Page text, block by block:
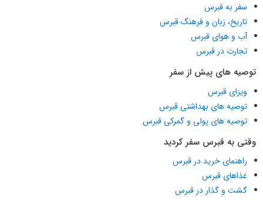
سفر به قبرس
تاریخ، زبان و فرهنگ قبرس
آب و هوای قبرس
تجارت در قبرس
توصیه های پیش از سفر
ویزای قبرس
توصیه های بهداشتی قبرس
توصیه های پولی و گمرکی قبرس
وقتی به قبرس سفر کردید
راهنمای خرید در قبرس
غذاهای قبرس
گشت و گذار در قبرس